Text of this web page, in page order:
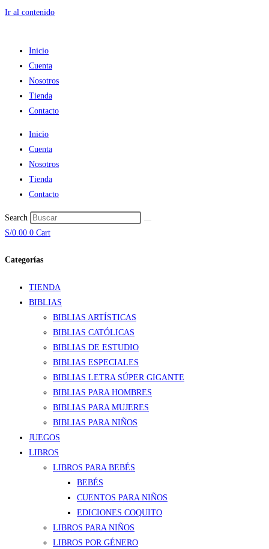
Ir al contenido
Inicio
Cuenta
Nosotros
Tienda
Contacto
Inicio
Cuenta
Nosotros
Tienda
Contacto
Search
S/0.00 0 Cart
Categorías
TIENDA
BIBLIAS
BIBLIAS ARTÍSTICAS
BIBLIAS CATÓLICAS
BIBLIAS DE ESTUDIO
BIBLIAS ESPECIALES
BIBLIAS LETRA SÚPER GIGANTE
BIBLIAS PARA HOMBRES
BIBLIAS PARA MUJERES
BIBLIAS PARA NIÑOS
JUEGOS
LIBROS
LIBROS PARA BEBÉS
BEBÉS
CUENTOS PARA NIÑOS
EDICIONES COQUITO
LIBROS PARA NIÑOS
LIBROS POR GÉNERO